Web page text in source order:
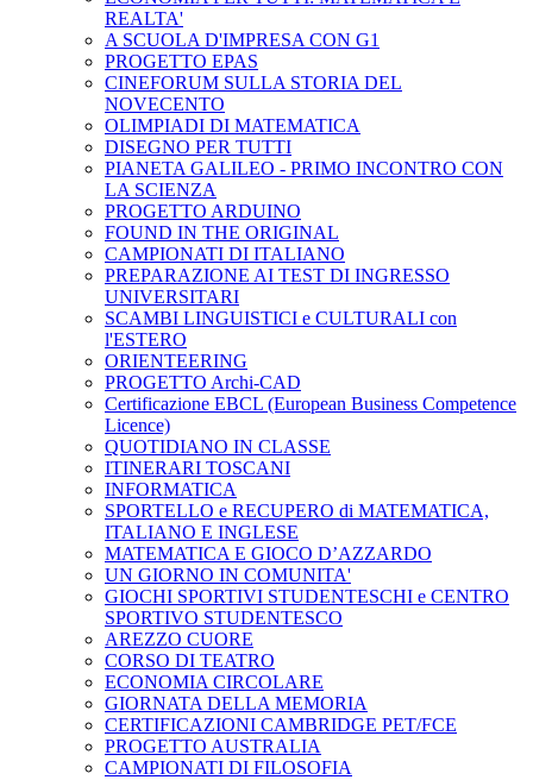
REALTA'
A SCUOLA D'IMPRESA CON G1
PROGETTO EPAS
CINEFORUM SULLA STORIA DEL
NOVECENTO
OLIMPIADI DI MATEMATICA
DISEGNO PER TUTTI
PIANETA GALILEO - PRIMO INCONTRO CON
LA SCIENZA
PROGETTO ARDUINO
FOUND IN THE ORIGINAL
CAMPIONATI DI ITALIANO
PREPARAZIONE AI TEST DI INGRESSO
UNIVERSITARI
SCAMBI LINGUISTICI e CULTURALI con
l'ESTERO
ORIENTEERING
PROGETTO Archi-CAD
Certificazione EBCL (European Business Competence
Licence)
QUOTIDIANO IN CLASSE
ITINERARI TOSCANI
INFORMATICA
SPORTELLO e RECUPERO di MATEMATICA,
ITALIANO E INGLESE
MATEMATICA E GIOCO D’AZZARDO
UN GIORNO IN COMUNITA'
GIOCHI SPORTIVI STUDENTESCHI e CENTRO
SPORTIVO STUDENTESCO
AREZZO CUORE
CORSO DI TEATRO
ECONOMIA CIRCOLARE
GIORNATA DELLA MEMORIA
CERTIFICAZIONI CAMBRIDGE PET/FCE
PROGETTO AUSTRALIA
CAMPIONATI DI FILOSOFIA